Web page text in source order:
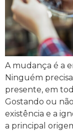
A mudança é a
Ninguém
presente, em
Gostando ou
existência e a
a principal